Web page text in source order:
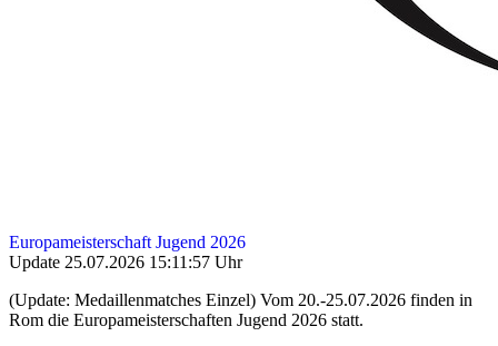
Europameisterschaft Jugend 2026
Update 25.07.2026 15:11:57 Uhr
(Update: Medaillenmatches Einzel) Vom 20.-25.07.2026 finden in
Rom die Europameisterschaften Jugend 2026 statt.